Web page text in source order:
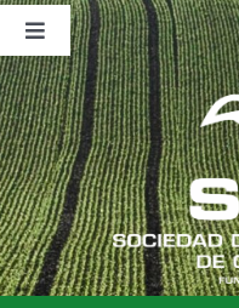
Saltar
contenido
Toggle
Navigation
Nosotros
Publicaciones
Sala de Prensa
Eventos